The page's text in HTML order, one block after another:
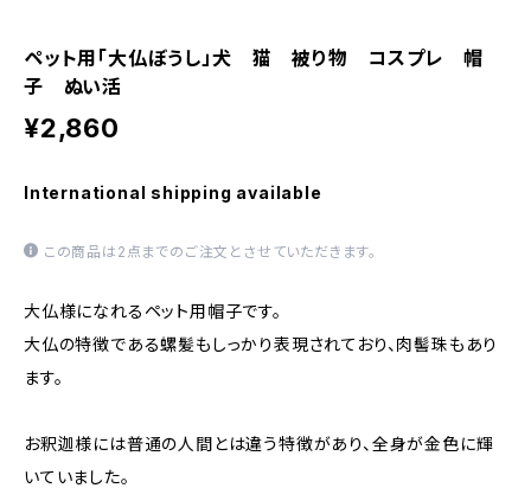
ペット用「大仏ぼうし」犬 猫 被り物 コスプレ 帽
子 ぬい活
¥2,860
International shipping available
この商品は2点までのご注文とさせていただきます。
大仏様になれるペット用帽子です。
大仏の特徴である螺髪もしっかり表現されており、肉髻珠もあり
ます。
お釈迦様には普通の人間とは違う特徴があり、全身が金色に輝
いていました。